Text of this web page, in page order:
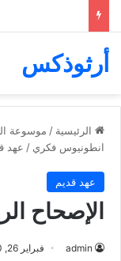
أرثوذكس
الرئيسية / موسوعة
انطونيوس فكري / عهد
عهد قديم
الإصحاح
admin فبراير 26, 2020